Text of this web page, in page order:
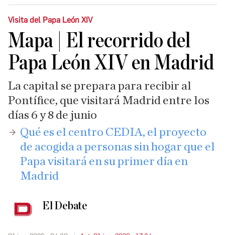
Visita del Papa León XIV
Mapa | El recorrido del
Papa León XIV en Madrid
La capital se prepara para recibir al
Pontífice, que visitará Madrid entre los
días 6 y 8 de junio
​Qué es el centro CEDIA, el proyecto
de acogida a personas sin hogar que el
Papa visitará en su primer día en
Madrid
El Debate